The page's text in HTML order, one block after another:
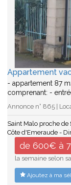
Appartement
- appartement 87
comprenant: -
Annonce n° 865 |
Saint Malo proche de
Côte d'Emeraude -
de 600€ à
la semaine selon
Ajoutez à ma